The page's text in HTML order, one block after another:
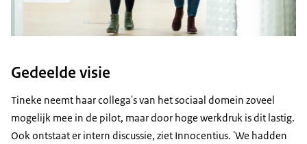
Gedeelde visie
Tineke neemt haar collega's van het sociaal domein zoveel
mogelijk mee in de pilot, maar door hoge werkdruk is dit lastig.
Ook ontstaat er intern discussie, ziet Innocentius. 'We hadden